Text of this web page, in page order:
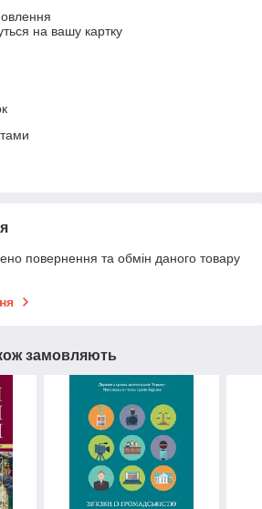
на вашу картку
повернення та обмін даного товару
замовляють